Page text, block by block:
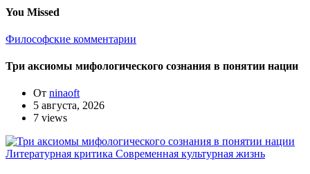
You Missed
Философские комментарии
Три аксиомы мифологического сознания в понятии нации
От ninaoft
5 августа, 2026
7 views
Литературная критика Современная культурная жизнь